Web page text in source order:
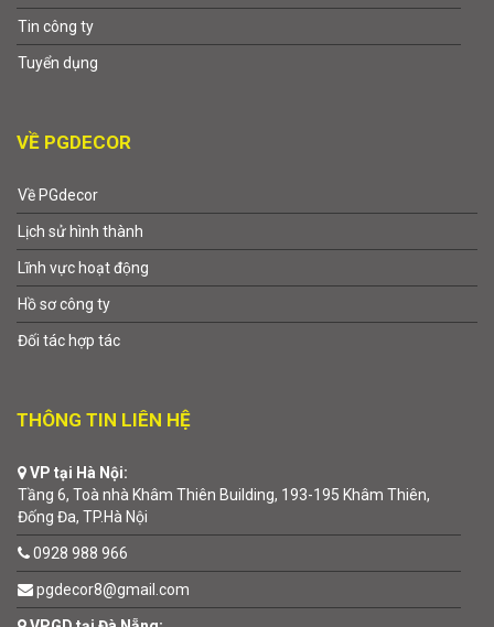
Tin công ty
Tuyển dụng
VỀ PGDECOR
Về PGdecor
Lịch sử hình thành
Lĩnh vực hoạt động
Hồ sơ công ty
Đối tác hợp tác
THÔNG TIN LIÊN HỆ
VP tại Hà Nội:
Tầng 6, Toà nhà Khâm Thiên Building, 193-195 Khâm Thiên,
Đống Đa, TP.Hà Nội
0928 988 966
pgdecor8@gmail.com